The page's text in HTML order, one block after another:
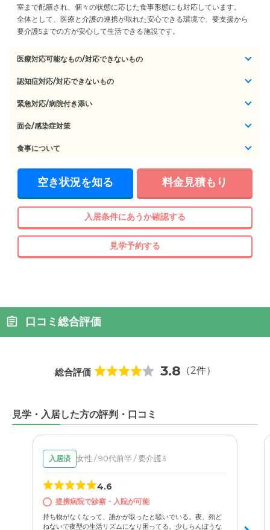
室まで配膳され、個々の状態に応じた食事形態にも対応しています。
全体として、医療と介護の連携が取れた安心できる環境で、要支援から
要介護5までの方が安心して生活できる施設です。
医療対応可能なもの/対応できないもの
認知症対応/対応できないもの
緊急対応/病院付き添い
面会/感染症対策
食事について
空き状況を知る 料金見積もり
入居条件にあうか確認する
見学予約する
口コミ総合評価
総合評価 3.8 （2件）
見学・入居した方の評判・口コミ
入居済 女性 / 90代前半 / 要介護3
4.6
提携病院で診察・入院が可能
持ち物がなくなって、誰かが取ったと騒いでいる。夜、殆ど
ねないで夜型の生活リズムになり困ってる。少しらんぼうな